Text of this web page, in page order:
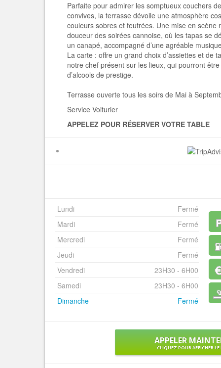
Parfaite pour admirer les somptueux couchers
convives, la terrasse dévoile une atmosphère
couleurs sobres et feutrées. Une mise en scène
douceur des soirées cannoise, où les tapas se
un canapé, accompagné d’une agréable
La carte : offre un grand choix d’assiettes et de
notre chef présent sur les lieux, qui pourront
d’alcools de prestige.
Terrasse ouverte tous les soirs de Mai à
Service Voiturier
APPELEZ POUR RÉSERVER VOTRE TABLE
Lundi
Fermé
Mardi
Fermé
Mercredi
Fermé
Jeudi
Fermé
Vendredi
23H30 - 6H00
Samedi
23H30 - 6H00
Dimanche
Fermé
APPELER
CLIQUEZ POUR AFFICHER